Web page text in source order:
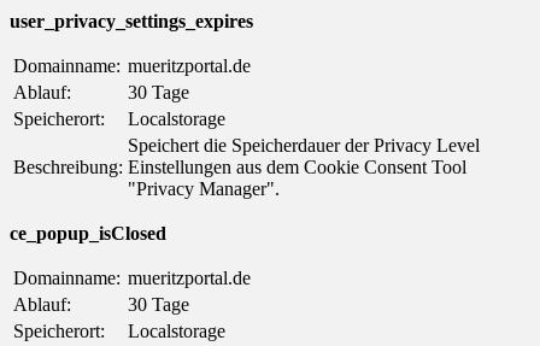
user_privacy_settings_expires
Domainname: mueritzportal.de
Ablauf:
30 Tage
Speicherort:
Localstorage
Beschreibung:
Speichert die Speicherdauer der Privacy Level
Einstellungen aus dem Cookie Consent Tool
"Privacy Manager".
ce_popup_isClosed
Domainname: mueritzportal.de
Ablauf:
30 Tage
Speicherort:
Localstorage